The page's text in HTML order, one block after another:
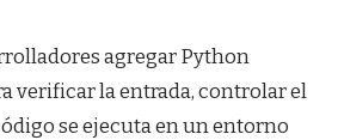
agregar Python
verificar la entrada, controlar el
se ejecuta en un entorno